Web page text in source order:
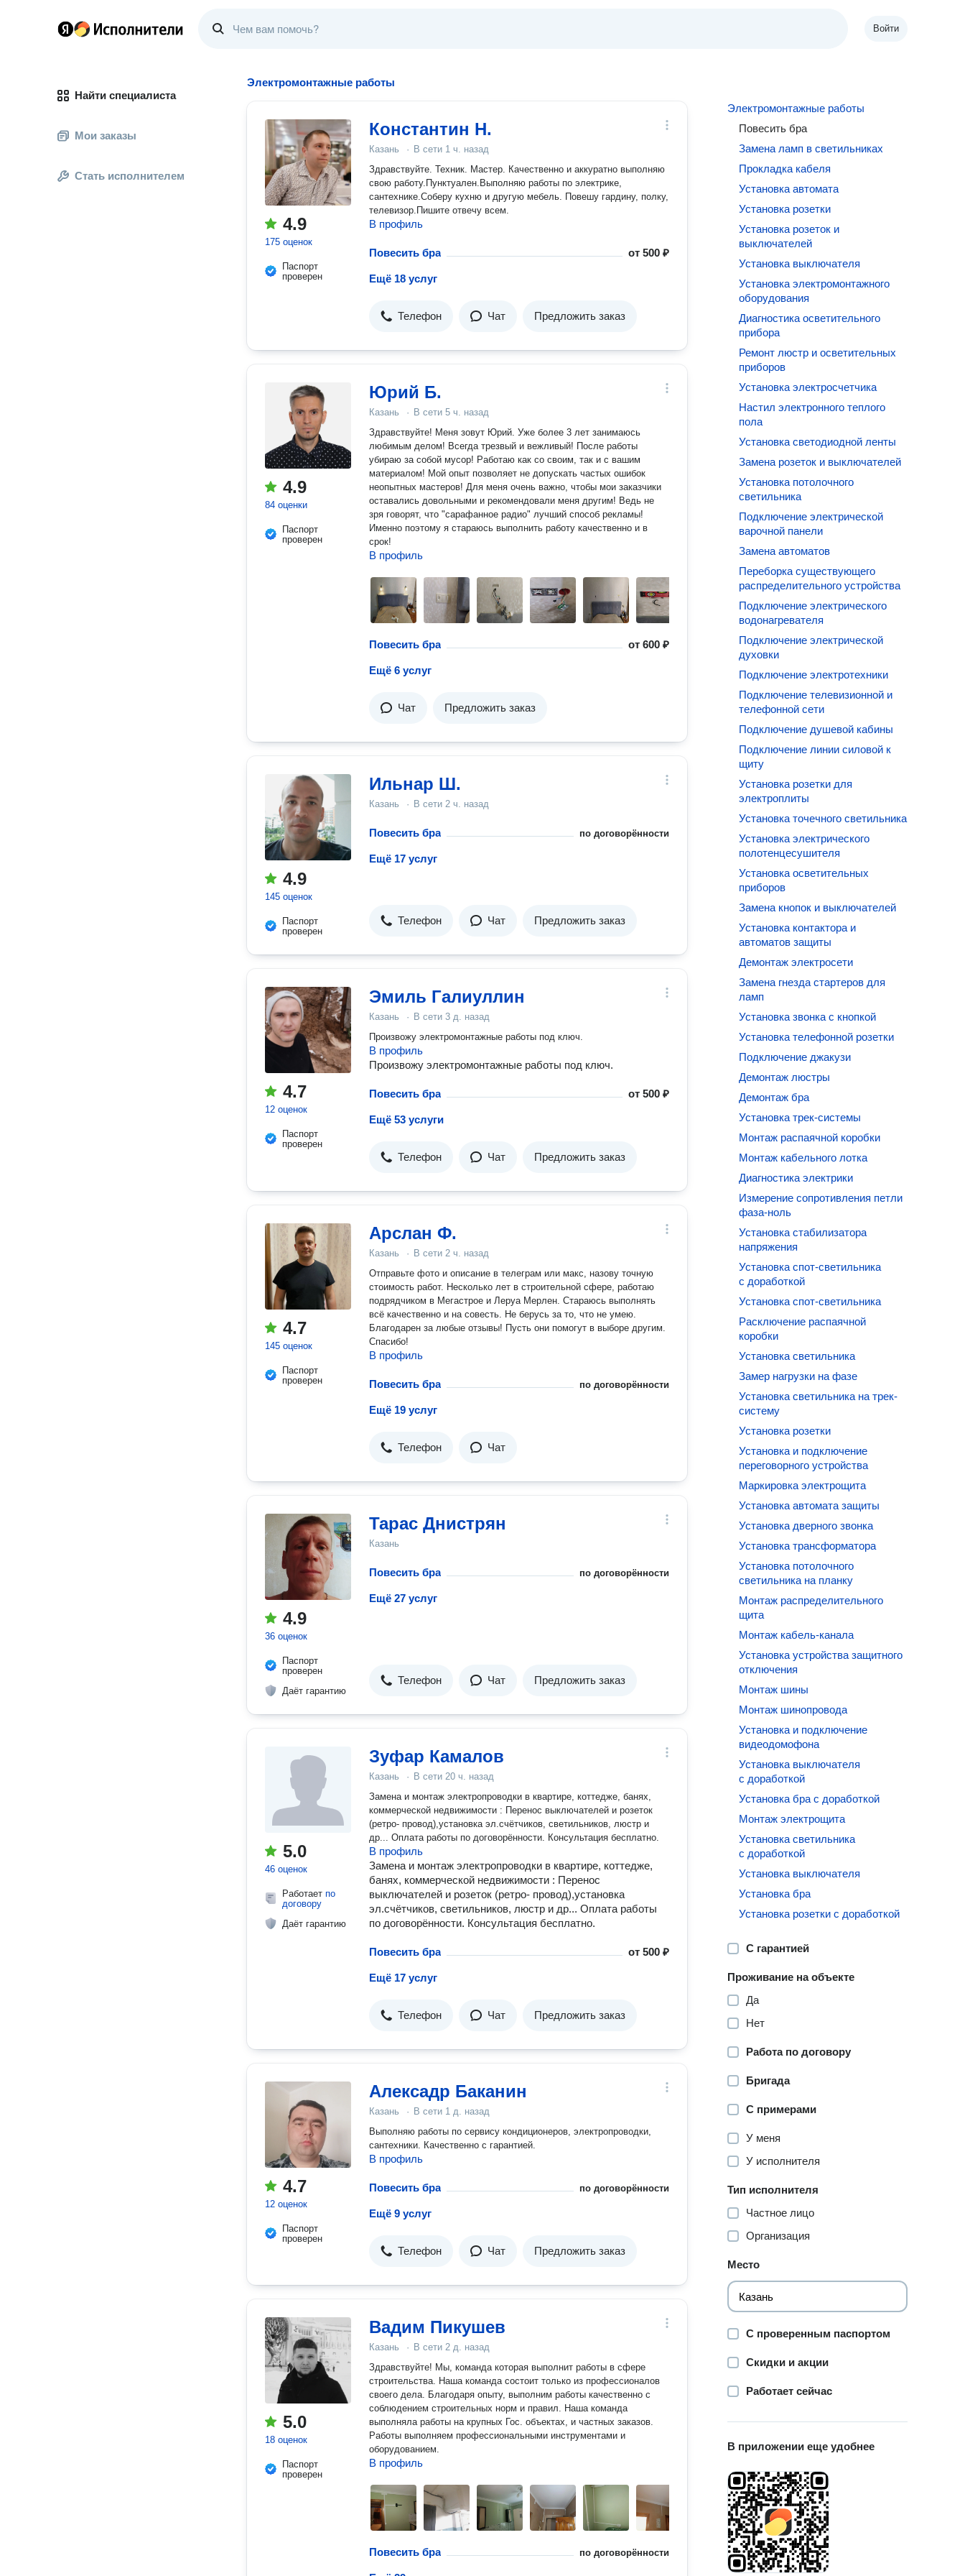
Войти
Найти специалиста
Мои заказы
Стать исполнителем
Электромонтажные работы
4.9
175 оценок
Паспорт
проверен
Константин Н.
Казань · В сети 1 ч. назад
Здравствуйте. Техник. Мастер. Качественно и аккуратно выполняю
свою работу.Пунктуален.Выполняю работы по электрике,
сантехнике.Соберу кухню и другую мебель. Повешу гардину, полку,
телевизор.Пишите отвечу всем.
В профиль
Повесить бра от500 ₽
Ещё 18 услуг
Телефон Чат Предложить заказ
4.9
84 оценки
Паспорт
проверен
Юрий Б.
Казань · В сети 5 ч. назад
Здравствуйте! Меня зовут Юрий. Уже более 3 лет занимаюсь
любимым делом! Всегда трезвый и вежливый! После работы
убираю за собой мусор! Работаю как со своим, так и с вашим
материалом! Мой опыт позволяет не допускать частых ошибок
неопытных мастеров! Для меня очень важно, чтобы мои заказчики
оставались довольными и рекомендовали меня другим! Ведь не
зря говорят, что "сарафанное радио" лучший способ рекламы!
Именно поэтому я стараюсь выполнить работу качественно и в
срок!
В профиль
Повесить бра от600 ₽
Ещё 6 услуг
Чат Предложить заказ
4.9
145 оценок
Паспорт
проверен
Ильнар Ш.
Казань · В сети 2 ч. назад
Повесить бра по договорённости
Ещё 17 услуг
Телефон Чат Предложить заказ
4.7
12 оценок
Паспорт
проверен
Эмиль Галиуллин
Казань · В сети 3 д. назад
Произвожу электромонтажные работы под ключ.
В профиль
Произвожу электромонтажные работы под ключ.
Повесить бра от500 ₽
Ещё 53 услуги
Телефон Чат Предложить заказ
4.7
145 оценок
Паспорт
проверен
Арслан Ф.
Казань · В сети 2 ч. назад
Отправьте фото и описание в телеграм или макс, назову точную
стоимость работ. Несколько лет в строительной сфере, работаю
подрядчиком в Мегастрое и Леруа Мерлен. Стараюсь выполнять
всё качественно и на совесть. Не берусь за то, что не умею.
Благодарен за любые отзывы! Пусть они помогут в выборе другим.
Спасибо!
В профиль
Повесить бра по договорённости
Ещё 19 услуг
Телефон Чат
4.9
36 оценок
Паспорт
проверен
Даёт гарантию
Тарас Днистрян
Казань
Повесить бра по договорённости
Ещё 27 услуг
Телефон Чат Предложить заказ
5.0
46 оценок
Работает по
договору
Даёт гарантию
Зуфар Камалов
Казань · В сети 20 ч. назад
Замена и монтаж электропроводки в квартире, коттедже, банях,
коммерческой недвижимости : Перенос выключателей и розеток
(ретро- провод),установка эл.счётчиков, светильников, люстр и
др... Оплата работы по договорённости. Консультация бесплатно.
В профиль
Замена и монтаж электропроводки в квартире, коттедже,
банях, коммерческой недвижимости : Перенос
выключателей и розеток (ретро- провод),установка
эл.счётчиков, светильников, люстр и др... Оплата работы
по договорённости. Консультация бесплатно.
Повесить бра от500 ₽
Ещё 17 услуг
Телефон Чат Предложить заказ
4.7
12 оценок
Паспорт
проверен
Алексадр Баканин
Казань · В сети 1 д. назад
Выполняю работы по сервису кондиционеров, электропроводки,
сантехники. Качественно с гарантией.
В профиль
Повесить бра по договорённости
Ещё 9 услуг
Телефон Чат Предложить заказ
5.0
18 оценок
Паспорт
проверен
Вадим Пикушев
Казань · В сети 2 д. назад
Здравствуйте! Мы, команда которая выполнит работы в сфере
строительства. Наша команда состоит только из профессионалов
своего дела. Благодаря опыту, выполним работы качественно с
соблюдением строительных норм и правил. Наша команда
выполняла работы на крупных Гос. объектах, и частных заказов.
Работы выполняем профессиональными инструментами и
оборудованием.
В профиль
Повесить бра по договорённости
Электромонтажные работы
Повесить бра
Замена ламп в светильниках
Прокладка кабеля
Установка автомата
Установка розетки
Установка розеток и
выключателей
Установка выключателя
Установка электромонтажного
оборудования
Диагностика осветительного
прибора
Ремонт люстр и осветительных
приборов
Установка электросчетчика
Настил электронного теплого
пола
Установка светодиодной ленты
Замена розеток и выключателей
Установка потолочного
светильника
Подключение электрической
варочной панели
Замена автоматов
Переборка существующего
распределительного устройства
Подключение электрического
водонагревателя
Подключение электрической
духовки
Подключение электротехники
Подключение телевизионной и
телефонной сети
Подключение душевой кабины
Подключение линии силовой к
щиту
Установка розетки для
электроплиты
Установка точечного светильника
Установка электрического
полотенцесушителя
Установка осветительных
приборов
Замена кнопок и выключателей
Установка контактора и
автоматов защиты
Демонтаж электросети
Замена гнезда стартеров для
ламп
Установка звонка с кнопкой
Установка телефонной розетки
Подключение джакузи
Демонтаж люстры
Демонтаж бра
Установка трек-системы
Монтаж распаячной коробки
Монтаж кабельного лотка
Диагностика электрики
Измерение сопротивления петли
фаза-ноль
Установка стабилизатора
напряжения
Установка спот-светильника
с доработкой
Установка спот-светильника
Расключение распаячной
коробки
Установка светильника
Замер нагрузки на фазе
Установка светильника на трек-
систему
Установка розетки
Установка и подключение
переговорного устройства
Маркировка электрощита
Установка автомата защиты
Установка дверного звонка
Установка трансформатора
Установка потолочного
светильника на планку
Монтаж распределительного
щита
Монтаж кабель-канала
Установка устройства защитного
отключения
Монтаж шины
Монтаж шинопровода
Установка и подключение
видеодомофона
Установка выключателя
с доработкой
Установка бра с доработкой
Монтаж электрощита
Установка светильника
с доработкой
Установка выключателя
Установка бра
Установка розетки с доработкой
С гарантией
Проживание на объекте
Да
Нет
Работа по договору
Бригада
С примерами
У меня
У исполнителя
Тип исполнителя
Частное лицо
Организация
Место
С проверенным паспортом
Скидки и акции
Работает сейчас
В приложении еще удобнее